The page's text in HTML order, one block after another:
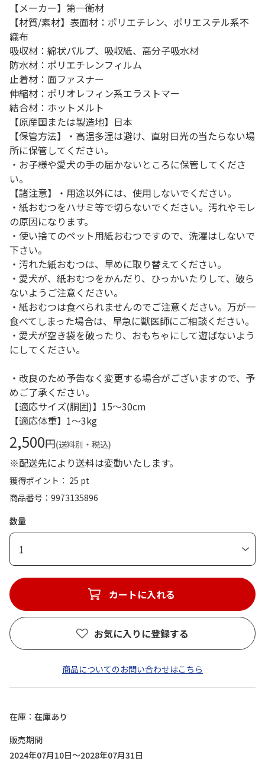
【メーカー】第一衛材
【材質/素材】表面材：ポリエチレン、ポリエステル系不
織布
吸収材：綿状パルプ、吸収紙、高分子吸水材
防水材：ポリエチレンフィルム
止着材：面ファスナー
伸縮材：ポリオレフィン系エラストマー
結合材：ホットメルト
【原産国または製造地】日本
【保管方法】・高温多湿は避け、直射日光の当たらない場
所に保管してください。
・お子様や愛犬の手の届かないところに保管してくださ
い。
【諸注意】・用途以外には、使用しないでください。
・紙おむつをハサミ等で切らないでください。汚れやモレ
の原因になります。
・使い捨てのペット用紙おむつですので、洗濯はしないで
下さい。
・汚れた紙おむつは、早めに取り替えてください。
・愛犬が、紙おむつをかんだり、ひっかいたりして、破ら
ないようご注意ください。
・紙おむつは食べられませんのでご注意ください。万が一
食べてしまった場合は、早急に獣医師にご相談ください。
・愛犬が空き袋を破ったり、おもちゃにして遊ばないよう
にしてください。
・改良のため予告なく変更する場合がございますので、予
めご了承ください。
【適応サイズ(胴囲)】15～30cm
【適応体重】1～3kg
2,500円(送料別・税込)
※配送先により送料は変動いたします。
獲得ポイント： 25 pt
商品番号
9973135896
数量
1
カートに入れる
お気に入りに登録する
商品についてのお問い合わせはこちら
在庫
在庫あり
販売期間
2024年07月10日～2028年07月31日